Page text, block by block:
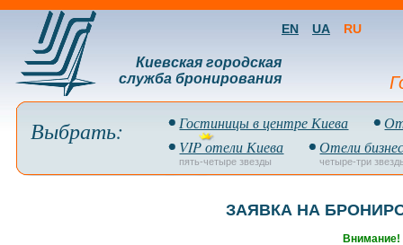
Киевская городская
служба бронирования
EN UA RU
Выбрать: Гостиницы в центре Киева
VIP отели Киева
пять-четыре звезды
Отели
четыре-три
ЗАЯВКА НА